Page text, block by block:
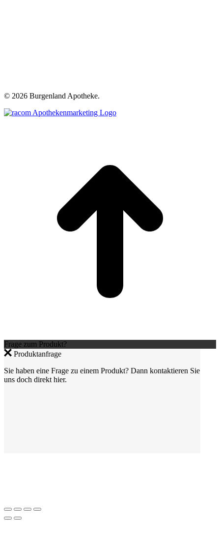
© 2026 Burgenland Apotheke.
Frage zum Produkt?
Produktanfrage
Sie haben eine Frage zu einem Produkt? Dann kontaktieren Sie
uns doch direkt hier.